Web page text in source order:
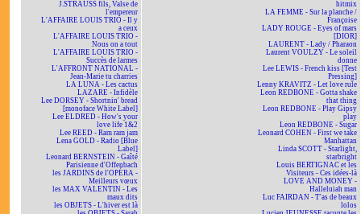
J.STRAUSS fils, Valse de
l'empereur
L'AFFAIRE LOUIS TRIO - Il y
a ceux
L'AFFAIRE LOUIS TRIO -
Nous on a tout
L'AFFAIRE LOUIS TRIO -
Succès de larmes
L'AFFRONT NATIONAL -
Jean-Marie tu charries
LA LUNA - Les cactus
LAZARE - Infidèle
Lee DORSEY - Shortnin' bread
[monoface White Label]
Lee ELDRED - How's your
love life 1&2
Lee REED - Ram ram jam
Lena GOLD - Radio [Blue
Label]
Leonard BERNSTEIN - Gaîté
Parisienne d'Offenbach
les JARDINS de l'OPÉRA -
Meilleurs vœux
les MAX VALENTIN - Les
maux dits
les OBJETS - L'hiver est là
hitmix
LA FEMME - Sur la planche /
Françoise
LADY ROUGE - Eyes of mars
[DIOR]
LAURENT - Lady / Pharaon
Laurent VOULZY - Le soleil
donne
Lee LEWIS - French kiss [Test
Pressing]
Lenny KRAVITZ - Let love rule
Leon REDBONE - Gotta shake
that thing
Leon REDBONE - Play Gipsy
play
Leon REDBONE - Sugar
Leonard COHEN - First we take
Manhattan
Linda SCOTT - Starlight,
starbright
Louis BERTIGNAC et les
Visiteurs - Ces idées-là
LOVE AND MONEY -
Halleluiah man
Luc FAIRDAN - T'as de beaux
lolos